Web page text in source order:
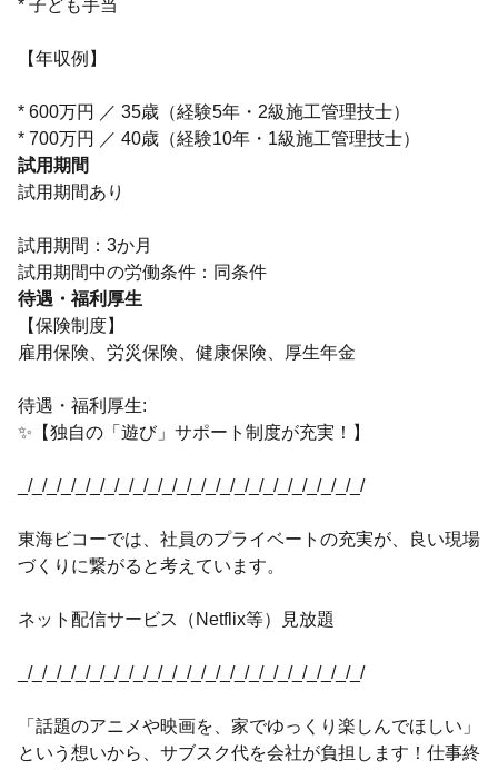
* 子ども手当
【年収例】
* 600万円 ／ 35歳（経験5年・2級施工管理技士）
* 700万円 ／ 40歳（経験10年・1級施工管理技士）
試用期間
試用期間あり
試用期間：3か月
試用期間中の労働条件：同条件
待遇・福利厚生
【保険制度】
雇用保険、労災保険、健康保険、厚生年金
待遇・福利厚生:
✨【独自の「遊び」サポート制度が充実！】
_/_/_/_/_/_/_/_/_/_/_/_/_/_/_/_/_/_/_/_/_/_/_/_/
東海ビコーでは、社員のプライベートの充実が、良い現場
づくりに繋がると考えています。
ネット配信サービス（Netflix等）見放題
_/_/_/_/_/_/_/_/_/_/_/_/_/_/_/_/_/_/_/_/_/_/_/_/
「話題のアニメや映画を、家でゆっくり楽しんでほしい」
という想いから、サブスク代を会社が負担します！仕事終